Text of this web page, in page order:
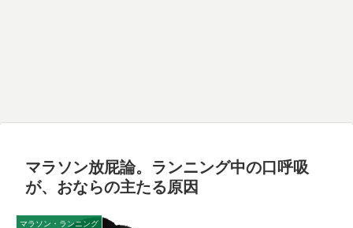
マラソン放屁論。ランニング中の口呼吸
が、おならの主たる原因
マラソン・ランニング